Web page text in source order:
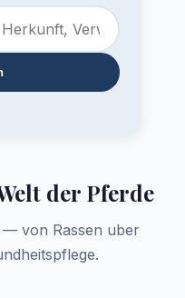
der Pferde
von Rassen uber